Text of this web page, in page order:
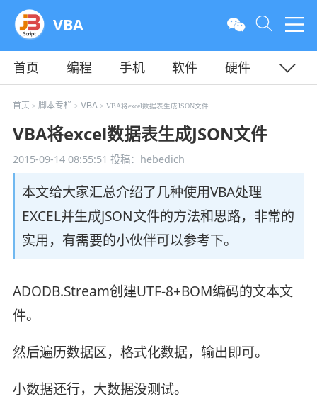
VBA
首页 编程 手机 软件
硬件
教程
平面 服务器
首页 > 脚本专栏> VBA> VBA将excel数据表生成JSON文件
VBA将excel数据表生成JSON文件
2015-09-14 08:55:51 投稿：hebedich
本文给大家汇总介绍了几种使用VBA处理
EXCEL并生成JSON文件的方法和思路，非常的
实用，有需要的小伙伴可以参考下。
ADODB.Stream创建UTF-8+BOM编码的文本文
件。
然后遍历数据区，格式化数据，输出即可。
小数据还行，大数据没测试。